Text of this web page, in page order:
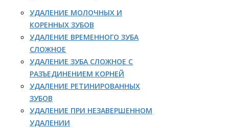
УДАЛЕНИЕ МОЛОЧНЫХ И
КОРЕННЫХ ЗУБОВ
УДАЛЕНИЕ ВРЕМЕННОГО ЗУБА
СЛОЖНОЕ
УДАЛЕНИЕ ЗУБА СЛОЖНОЕ С
РАЗЪЕДИНЕНИЕМ КОРНЕЙ
УДАЛЕНИЕ РЕТИНИРОВАННЫХ
ЗУБОВ
УДАЛЕНИЕ ПРИ НЕЗАВЕРШЕННОМ
УДАЛЕНИИ